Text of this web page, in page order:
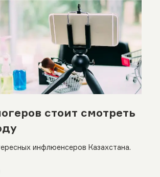
стоит смотреть
инфлюенсеров Казахстана.